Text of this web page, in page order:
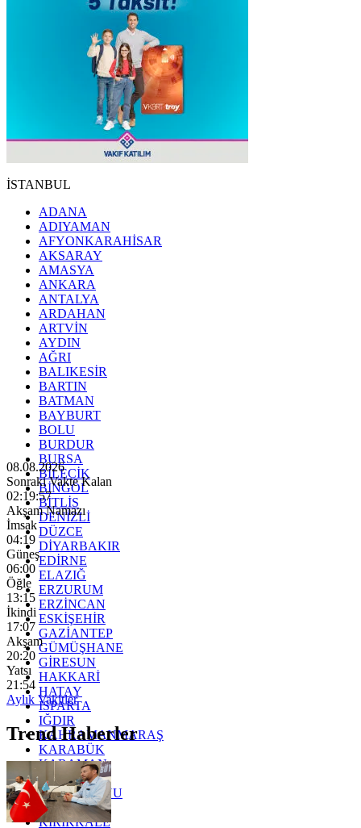
İSTANBUL
ADANA
ADIYAMAN
AFYONKARAHİSAR
AKSARAY
AMASYA
ANKARA
ANTALYA
ARDAHAN
ARTVİN
AYDIN
AĞRI
BALIKESİR
BARTIN
BATMAN
BAYBURT
BOLU
BURDUR
BURSA
BİLECİK
BİNGÖL
BİTLİS
DENİZLİ
DÜZCE
DİYARBAKIR
EDİRNE
ELAZIĞ
ERZURUM
ERZİNCAN
ESKİŞEHİR
GAZİANTEP
GÜMÜŞHANE
GİRESUN
HAKKARİ
HATAY
ISPARTA
IĞDIR
KAHRAMANMARAŞ
KARABÜK
KARAMAN
KARS
KASTAMONU
KAYSERİ
KIRIKKALE
08.08.2026
Sonraki Vakte Kalan
02:19:56
Akşam Namazı
İmsak
04:19
Güneş
06:00
Öğle
13:15
İkindi
17:07
Akşam
20:20
Yatsı
21:54
Aylık Vakitler
Trend Haberler